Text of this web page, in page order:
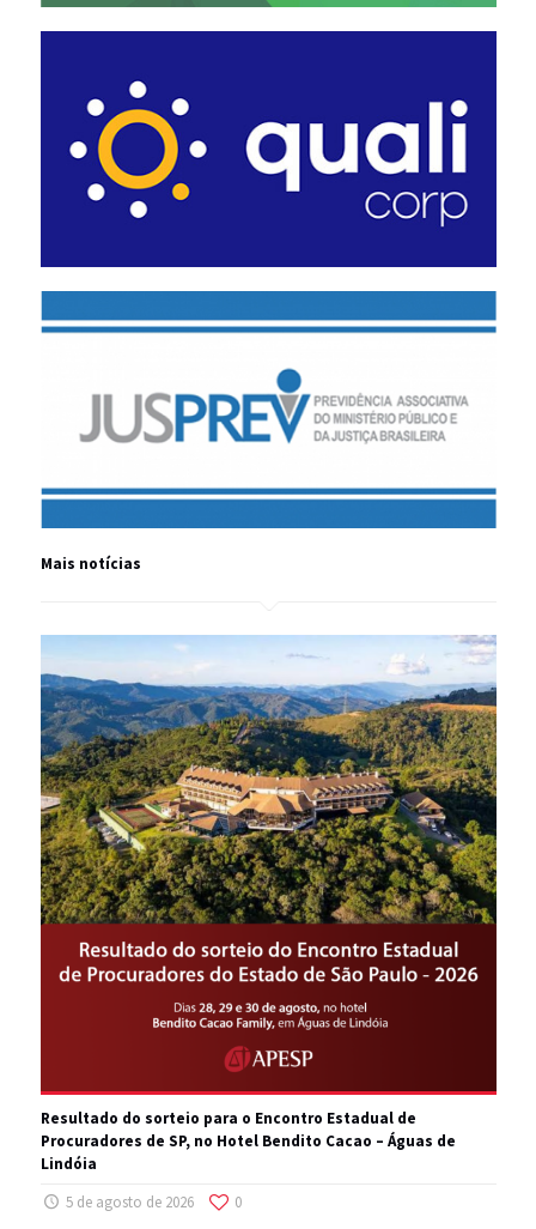
Mais notícias
Resultado do sorteio para o Encontro Estadual de
Procuradores de SP, no Hotel Bendito Cacao – Águas de
Lindóia
5 de agosto de 2026
0